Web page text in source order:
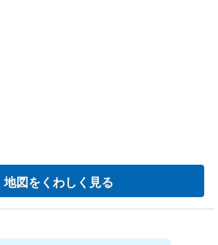
地図をくわしく見る